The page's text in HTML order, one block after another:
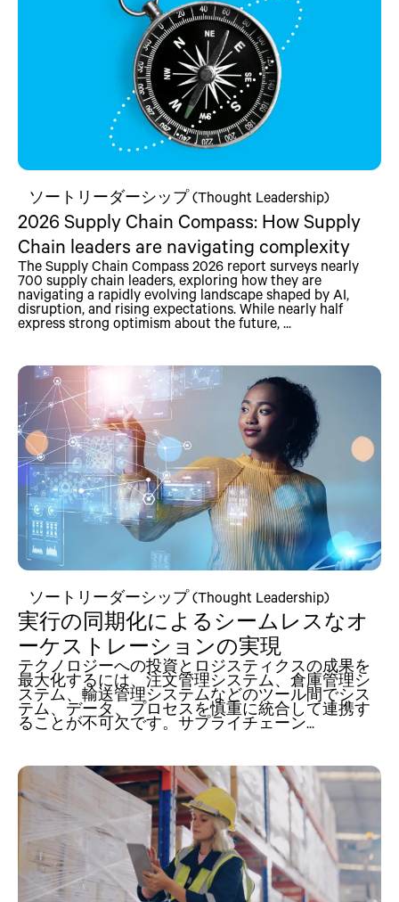
ソートリーダーシップ (Thought Leadership)
2026 Supply Chain Compass: How Supply
Chain leaders are navigating complexity
The Supply Chain Compass 2026 report surveys nearly
700 supply chain leaders, exploring how they are
navigating a rapidly evolving landscape shaped by AI,
disruption, and rising expectations. While nearly half
express strong optimism about the future, ...
ソートリーダーシップ (Thought Leadership)
実行の同期化によるシームレスなオ
ーケストレーションの実現
テクノロジーへの投資とロジスティクスの成果を
最大化するには、注文管理システム、倉庫管理シ
ステム、輸送管理システムなどのツール間でシス
テム、データ、プロセスを慎重に統合して連携す
ることが不可欠です。サプライチェーン...